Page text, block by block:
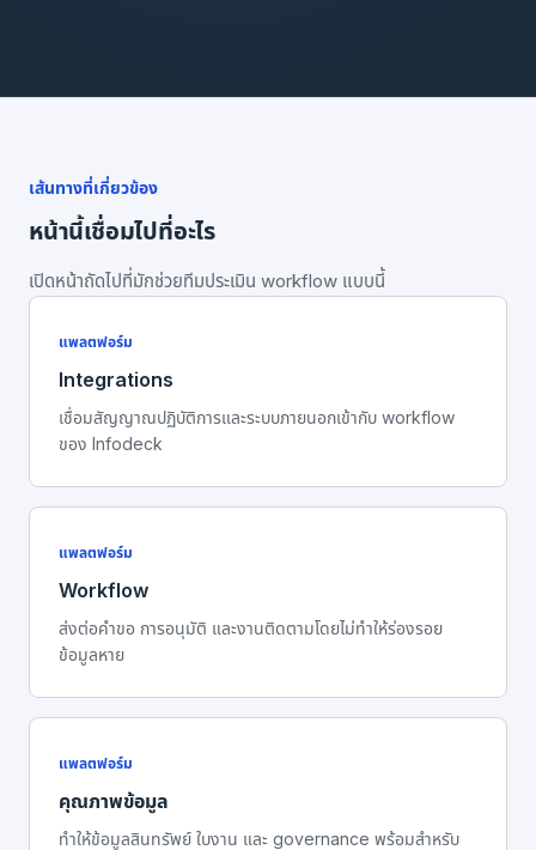
เส้นทางที่เกี่ยวข้อง
หน้านี้เชื่อมไปที่อะไร
เปิดหน้าถัดไปที่มักช่วยทีมประเมิน workflow แบบนี้
แพลตฟอร์ม
Integrations
เชื่อมสัญญาณปฏิบัติการและระบบภายนอกเข้ากับ workflow
ของ Infodeck
แพลตฟอร์ม
Workflow
ส่งต่อคำขอ การอนุมัติ และงานติดตามโดยไม่ทำให้ร่องรอย
ข้อมูลหาย
แพลตฟอร์ม
คุณภาพข้อมูล
ทำให้ข้อมูลสินทรัพย์ ใบงาน และ governance พร้อมสำหรับ